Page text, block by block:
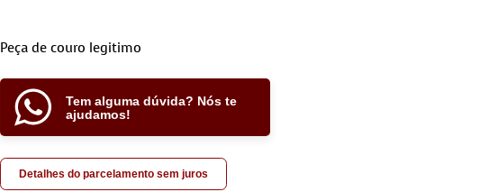
Peça de couro legitimo
Tem alguma dúvida? Nós te
ajudamos!
Detalhes do parcelamento sem juros